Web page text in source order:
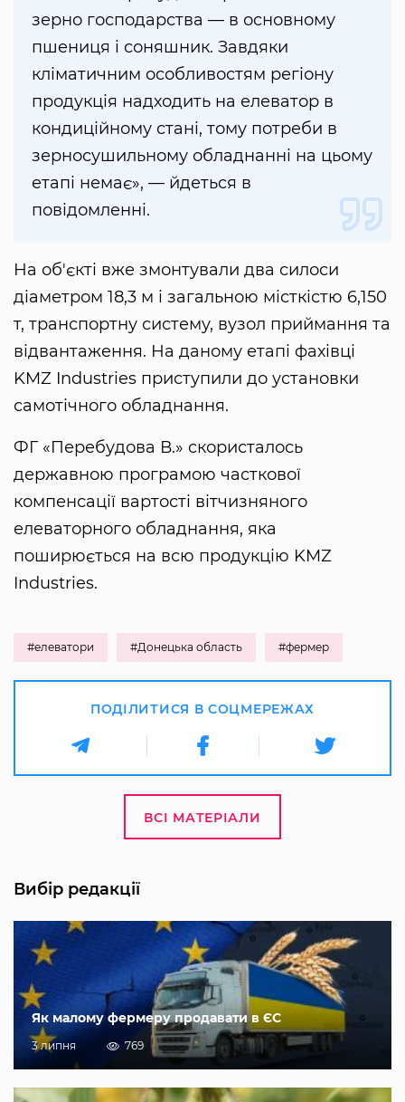
зерно господарства — в основному
пшениця і соняшник. Завдяки
кліматичним особливостям регіону
продукція надходить на елеватор в
кондиційному стані, тому потреби в
зерносушильному обладнанні на цьому
етапі немає», — йдеться в
повідомленні.
На об'єкті вже змонтували два силоси
діаметром 18,3 м і загальною місткістю 6,150
т, транспортну систему, вузол приймання та
відвантаження. На даному етапі фахівці
KMZ Industries приступили до установки
самотічного обладнання.
ФГ «Перебудова В.» скористалось
державною програмою часткової
компенсації вартості вітчизняного
елеваторного обладнання, яка
поширюється на всю продукцію KMZ
Industries.
#елеватори #Донецька область #фермер
ПОДІЛИТИСЯ В СОЦМЕРЕЖАХ
ВСІ МАТЕРІАЛИ
Вибір редакції
Як малому фермеру продавати в ЄС
3 липня 769